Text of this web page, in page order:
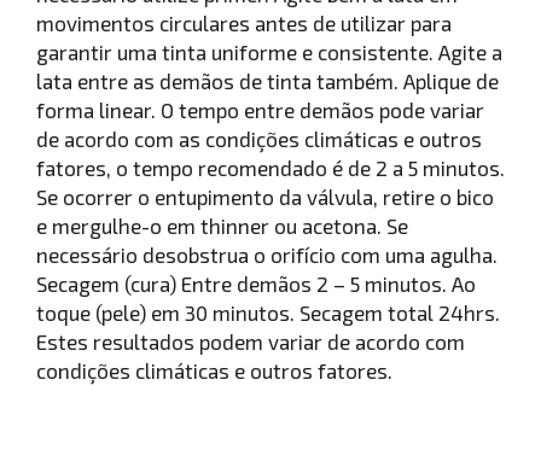
movimentos circulares antes de utilizar para
garantir uma tinta uniforme e consistente. Agite a
lata entre as demãos de tinta também. Aplique de
forma linear. O tempo entre demãos pode variar
de acordo com as condições climáticas e outros
fatores, o tempo recomendado é de 2 a 5 minutos.
Se ocorrer o entupimento da válvula, retire o bico
e mergulhe-o em thinner ou acetona. Se
necessário desobstrua o orifício com uma agulha.
Secagem (cura) Entre demãos 2 – 5 minutos. Ao
toque (pele) em 30 minutos. Secagem total 24hrs.
Estes resultados podem variar de acordo com
condições climáticas e outros fatores.